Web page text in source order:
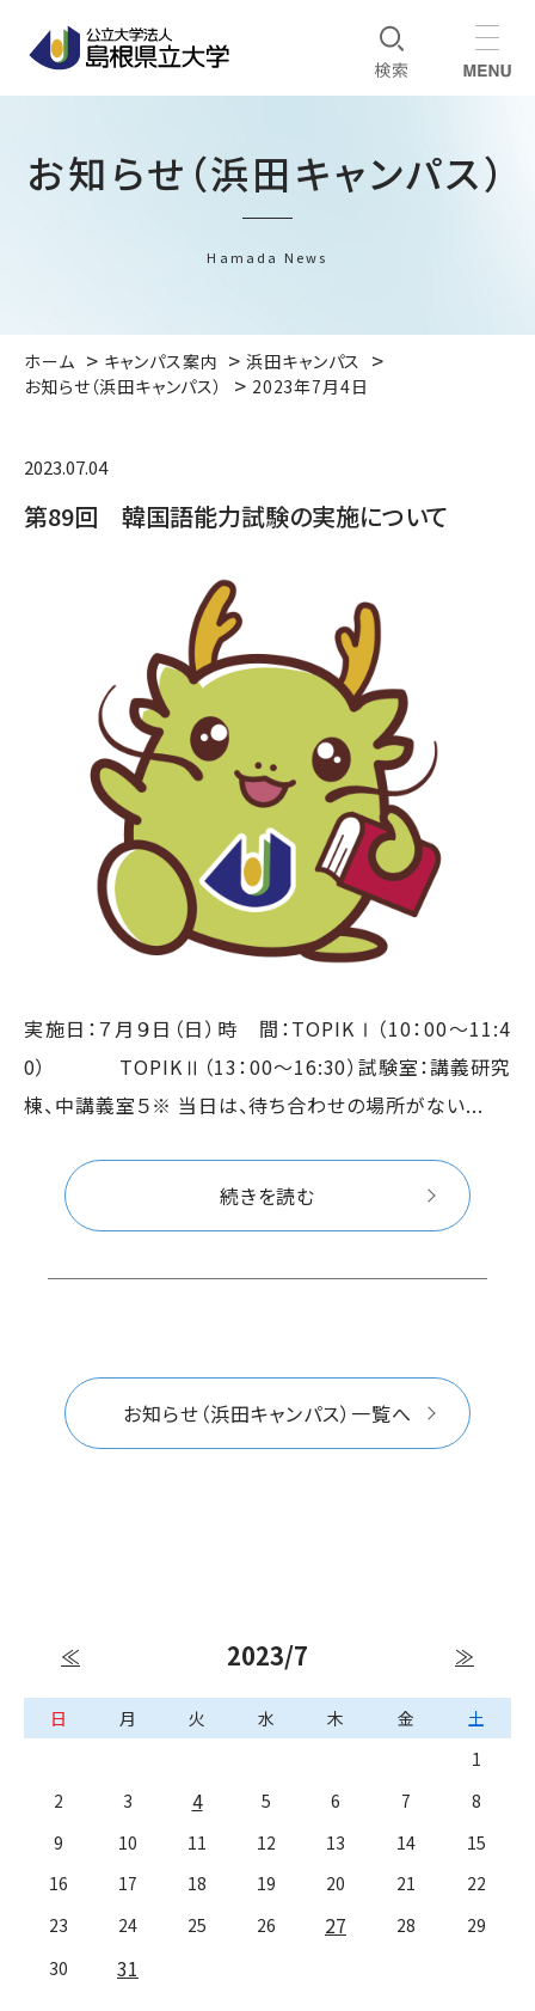
お知らせ（浜田キャンパス）
Hamada News
ホーム キャンパス案内
浜田キャンパス
お知らせ（浜田キャンパス）
2023年7月4日
2023.07.04
第89回 韓国語能力試験の実施について
実施日：７月９日（日）時 間：TOPIKⅠ（10：00〜11:4
0） TOPIKⅡ（13：00〜16:30）試験室：講義研究
棟、中講義室５※ 当日は、待ち合わせの場所がない...
続きを読む
お知らせ（浜田キャンパス）一覧へ
≪ 2023/7 ≫
日 月 火 水 木 金
土
1
2
3 4 5 6 7
8
9
10 11 12 13 14
15
16
17 18 19 20 21
22
23
24 25 26 27 28
29
30
31